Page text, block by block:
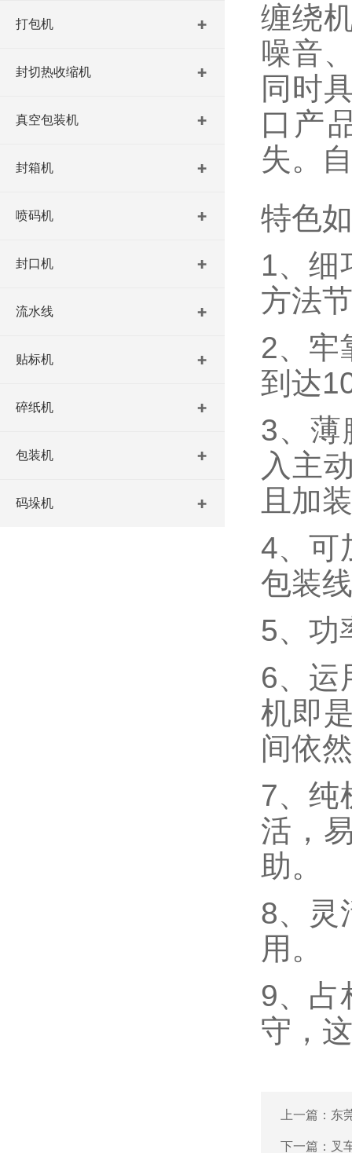
打包机
封切热收缩机
真空包装机
封箱机
喷码机
封口机
流水线
贴标机
碎纸机
包装机
码垛机
缠绕
噪音
同时
口产
失。
特色
1、细
方法
2、牢
到达
3、薄
入主
且加
4、可
包装
5、功
6、运
机即
间依
7、纯
活，
助。
8、灵
用。
9、占
守，
上一篇： 东
下一篇： 叉